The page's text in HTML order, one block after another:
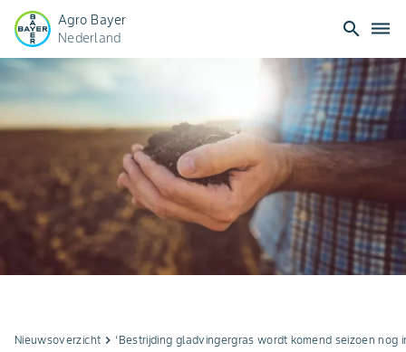
Agro Bayer
Nederland
search dehaze
Nieuwsoverzicht keyboard_arrow_right ‘Bestrijding gladvingergras wordt komend seizoen nog